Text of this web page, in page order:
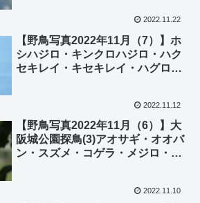
2022.11.22
【野鳥写真2022年11月（7）】ホ
シハジロ・キンクロハジロ・ハク
セキレイ・キセキレイ・ハグロセ
2022.11.12
【野鳥写真2022年11月（6）】大
阪城公園探鳥(3)アオサギ・オオバ
ン・スズメ・コゲラ・メジロ・ジ
2022.11.10